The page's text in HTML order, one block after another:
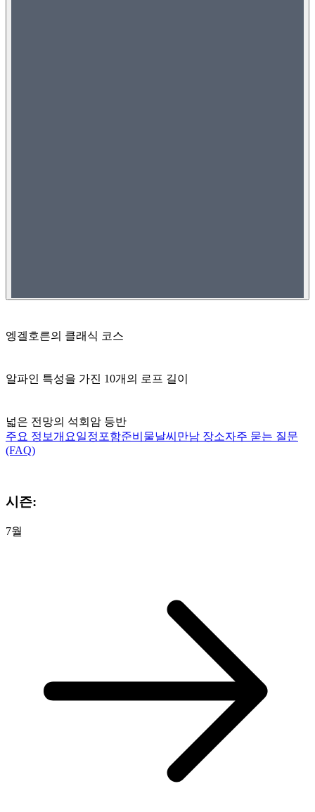
엥겔호른의 클래식 코스
알파인 특성을 가진 10개의 로프 길이
넓은 전망의 석회암 등반
주요 정보개요일정 포함준비물날씨 만남 장소자주 묻는 질문
(FAQ)
시즌:
7월